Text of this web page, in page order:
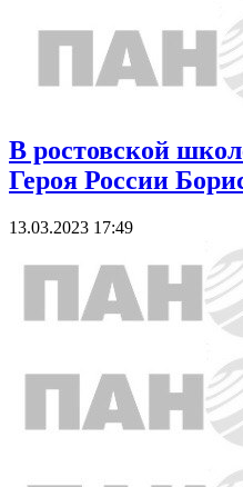
В ростовской
Героя России
13.03.2023 17:49